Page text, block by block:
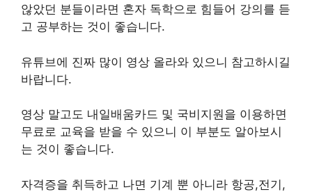
않았던 분들이라면 혼자 독학으로 힘들어 강의를 듣
고 공부하는 것이 좋습니다.
유튜브에 진짜 많이 영상 올라와 있으니 참고하시길
바랍니다.
영상 말고도 내일배움카드 및 국비지원을 이용하면
무료로 교육을 받을 수 있으니 이 부분도 알아보시
는 것이 좋습니다.
자격증을 취득하고 나면 기계 뿐 아니라 항공,전기,